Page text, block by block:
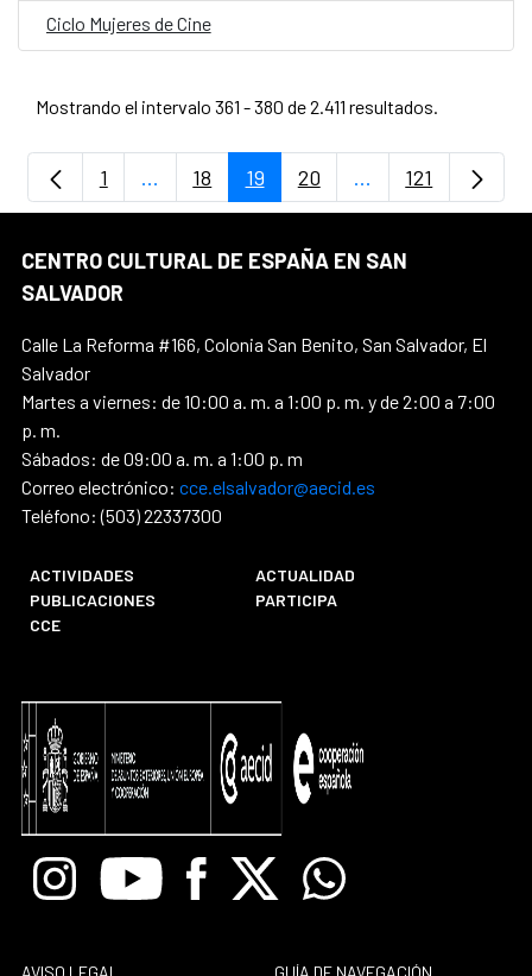
Ciclo Mujeres de Cine
Mostrando el intervalo 361 - 380 de 2.411 resultados.
Página
1 ...Páginas intermedias Use TAB para
Página
18 Página
19 Página
20 ...PáginasPágina
121
CENTRO CULTURAL DE ESPAÑA EN SAN
SALVADOR
Calle La Reforma #166, Colonia San Benito, San Salvador, El
Salvador
Martes a viernes: de 10:00 a. m. a 1:00 p. m. y de 2:00 a 7:00
p. m.
Sábados: de 09:00 a. m. a 1:00 p. m
Correo electrónico: cce.elsalvador@aecid.es
Teléfono: (503) 22337300
ACTIVIDADES
ACTUALIDAD
PUBLICACIONES
PARTICIPA
CCE
InstagramYoutube Facebook
X Whatsapp